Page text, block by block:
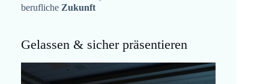
berufliche Zukunft
Gelassen & sicher präsentieren